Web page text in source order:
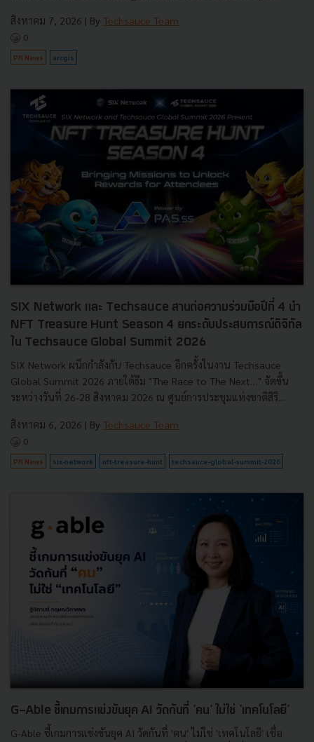
สิงหาคม 7, 2026 | By Techsauce Team
0
PR News arcgis
SIX Network และ Techsauce สานต่อความร่วมมือปีที่ 4 นำ
NFT Treasure Hunt Season 4 ยกระดับประสบการณ์ดิจิทัล
ใน Techsauce Global Summit 2026
SIX Network ผนึกกำลังกับ Techsauce อีกครั้งในงาน Techsauce
Global Summit 2026 ภายใต้ธีม "The Race to The Next…" จัดขึ้น
ระหว่างวันที่ 26-28 สิงหาคม 2026 ณ ศูนย์การประชุมแห่งชาติสิริ...
สิงหาคม 6, 2026 | By Techsauce Team
0
PR News six-network nft-treasure-hunt techsauce-global-summit-2026
G-Able ชี้เกมการแข่งขันยุค AI วัดกันที่ 'คน' ไม่ใช่ 'เทคโนโลยี'
G-Able ชี้เกมการแข่งขันยุค AI วัดกันที่ 'คน' ไม่ใช่ 'เทคโนโลยี' เชื่อ